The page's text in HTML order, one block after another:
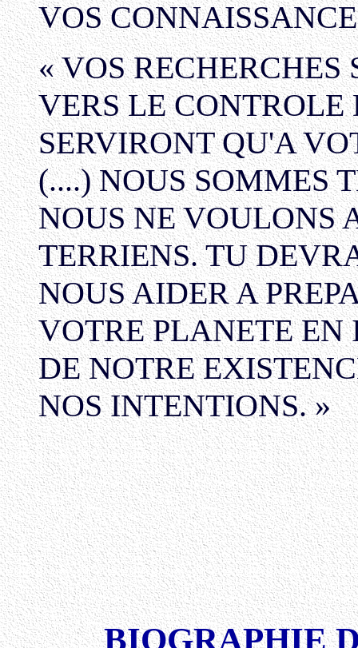
VOS
« VOS RECHERCHES
VERS LE CONTROLE
SERVIRONT QU'A
(....) NOUS SOMMES
NOUS NE VOULONS
TERRIENS. TU
NOUS AIDER A
VOTRE PLANETE EN
DE NOTRE
NOS INTENTIONS. »
BIOGRAPHIE